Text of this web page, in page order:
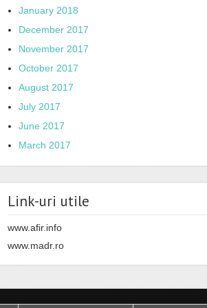
January 2018
December 2017
November 2017
October 2017
August 2017
July 2017
June 2017
March 2017
Link-uri utile
www.afir.info
www.madr.ro